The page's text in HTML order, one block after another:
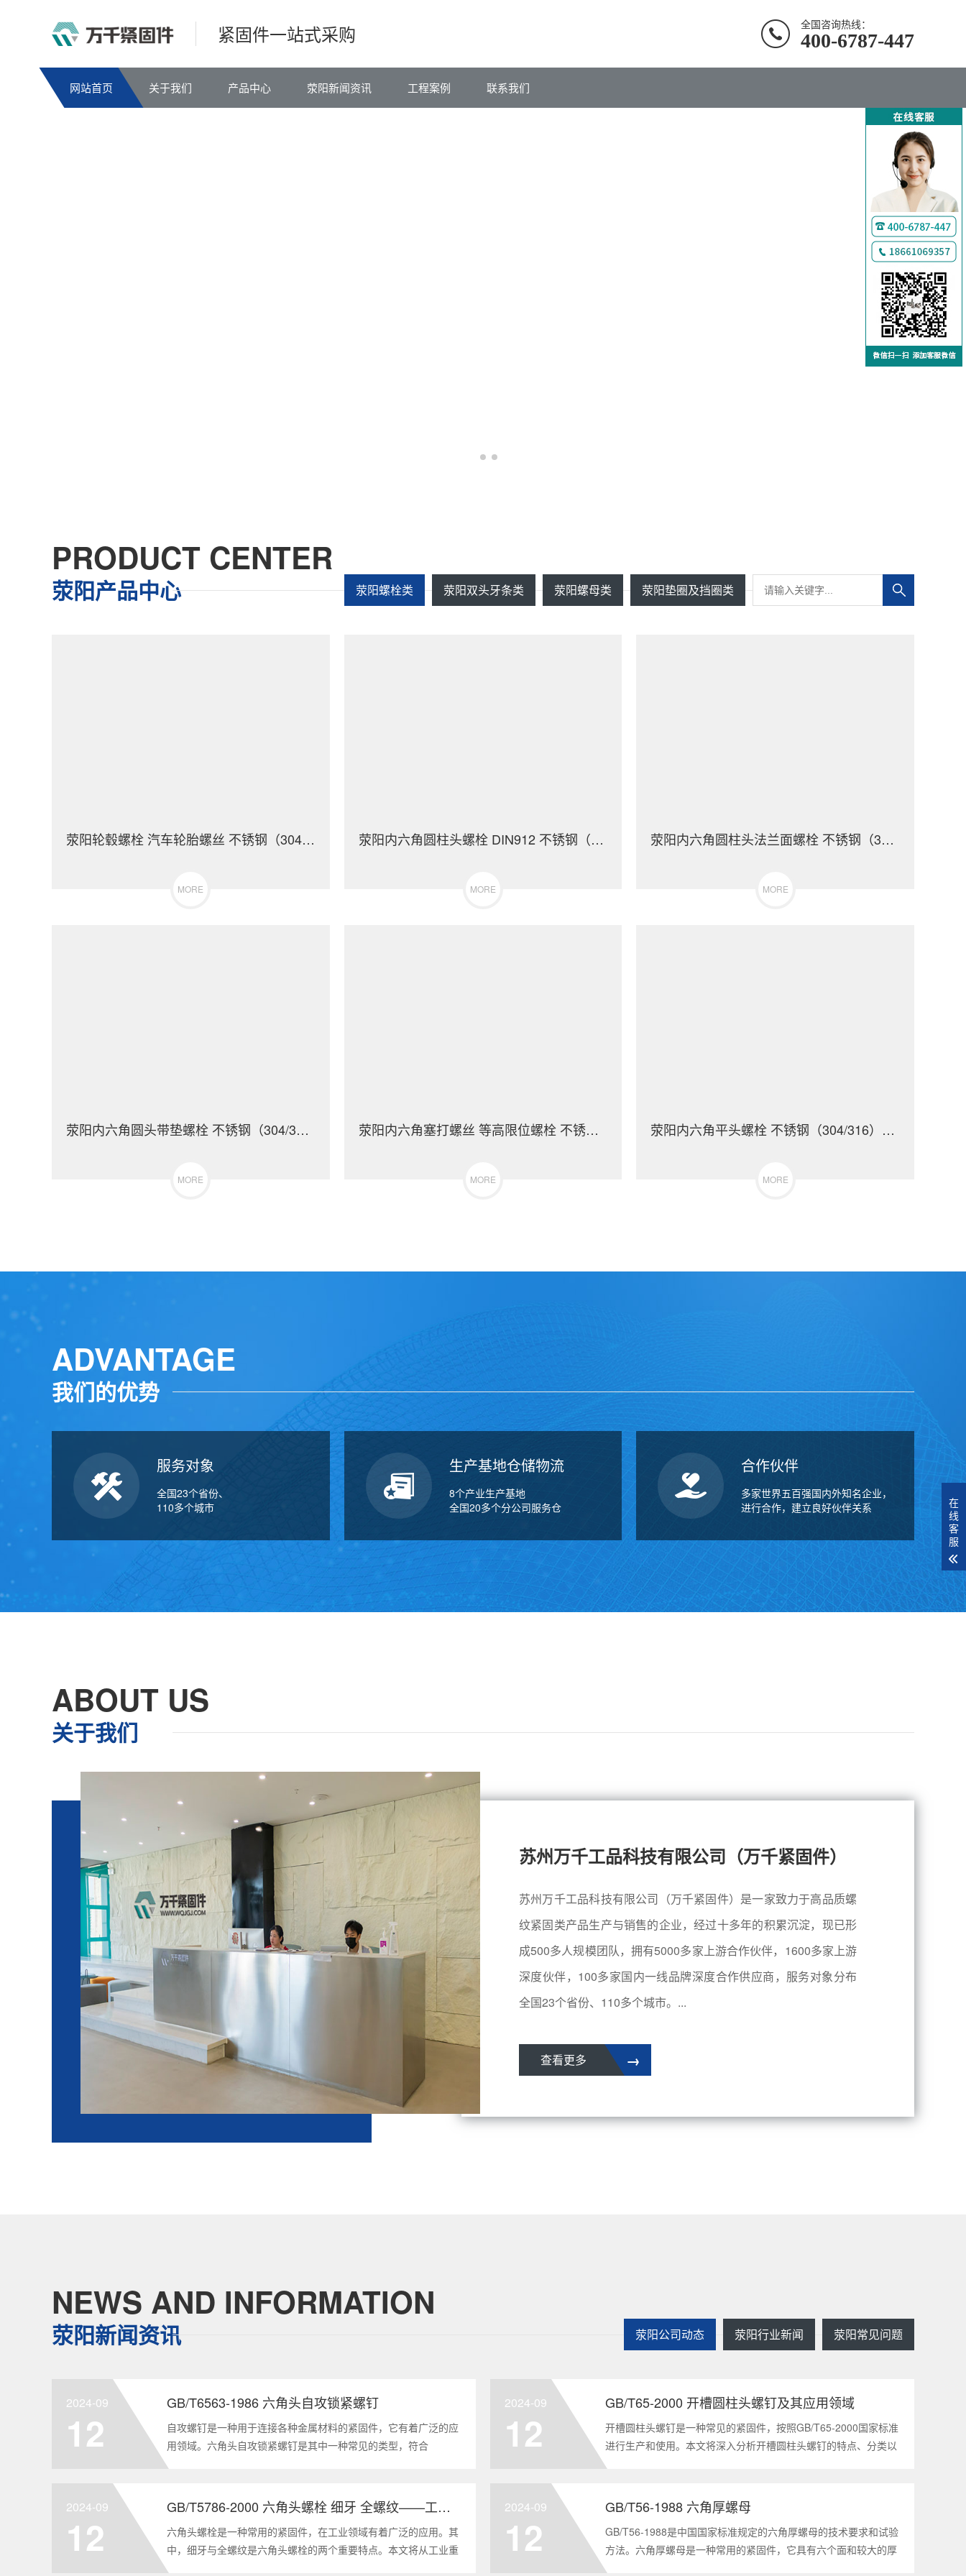
紧固件一站式采购 全国咨询热线：
400-6787-447
网站首页 关于我们 产品中心 荥阳新闻资讯 工程案例 联系我们
PRODUCT CENTER
荥阳产品中心 荥阳螺栓类 荥阳双头牙条类 荥阳螺母类 荥阳垫圈及挡圈类
荥阳轮毂螺栓 汽车轮胎螺丝 不锈钢（304/316）碳钢 合金钢
MORE
荥阳内六角圆柱头螺栓 DIN912 不锈钢（304/316）碳钢 合金钢
MORE
荥阳内六角圆柱头法兰面螺栓 不锈钢（304/316）碳钢 合金钢
MORE
荥阳内六角圆头带垫螺栓 不锈钢（304/316）碳钢 合金钢
MORE
荥阳内六角塞打螺丝 等高限位螺栓 不锈钢（304/316）碳钢 合金钢
MORE
荥阳内六角平头螺栓 不锈钢（304/316）碳钢 合金钢
MORE
ADVANTAGE
我们的优势
服务对象
全国23个省份、
110多个城市
生产基地仓储物流
8个产业生产基地
全国20多个分公司服务仓
合作伙伴
多家世界五百强国内外知名企业，
进行合作，建立良好伙伴关系
ABOUT US
关于我们
苏州万千工品科技有限公司（万千紧固件）
苏州万千工品科技有限公司（万千紧固件）是一家致力于高品质螺
纹紧固类产品生产与销售的企业，经过十多年的积累沉淀，现已形
成500多人规模团队，拥有5000多家上游合作伙伴，1600多家上游
深度伙伴，100多家国内一线品牌深度合作供应商，服务对象分布
全国23个省份、110多个城市。...
→
查看更多
NEWS AND INFORMATION
荥阳新闻资讯 荥阳公司动态 荥阳行业新闻 荥阳常见问题
2024-09
12
GB/T6563-1986 六角头自攻锁紧螺钉
自攻螺钉是一种用于连接各种金属材料的紧固件，它有着广泛的应
用领域。六角头自攻锁紧螺钉是其中一种常见的类型，符合
GB/T6563-1986标准。本文将深度分析这种螺钉的特点、应用以及
2024-09
12
GB/T65-2000 开槽圆柱头螺钉及其应用领域
开槽圆柱头螺钉是一种常见的紧固件，按照GB/T65-2000国家标准
进行生产和使用。本文将深入分析开槽圆柱头螺钉的特点、分类以
及应用领域，帮助读者更好地了解和应用该种螺钉。什么是
2024-09
12
GB/T5786-2000 六角头螺栓 细牙 全螺纹——工业重要性和特点
六角头螺栓是一种常用的紧固件，在工业领域有着广泛的应用。其
中，细牙与全螺纹是六角头螺栓的两个重要特点。本文将从工业重
要性和特点两个方面，对GB/T5786-2000标准下的六角头螺栓 细
2024-09
12
GB/T56-1988 六角厚螺母
GB/T56-1988是中国国家标准规定的六角厚螺母的技术要求和试验
方法。六角厚螺母是一种常用的紧固件，它具有六个面和较大的厚
度。它通常用于需要更大的力矩和耐久性的紧固装配。六角厚螺母
在
线
客
服
千
品